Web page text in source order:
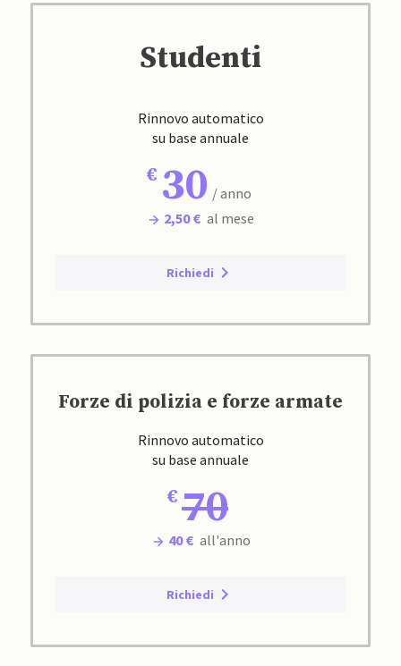
Studenti
Rinnovo automatico
su base annuale
30 / anno
2,50 € al mese
Richiedi
Forze di polizia e forze armate
Rinnovo automatico
su base annuale
70
40 € all'anno
Richiedi